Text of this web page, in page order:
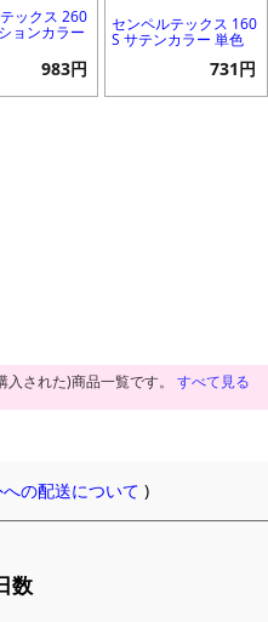
ックス 260
ョンカラー
983円
センペルテックス 160
S サテンカラー 単色
731円
された)商品一覧です。 すべて見る
の配送について )
数